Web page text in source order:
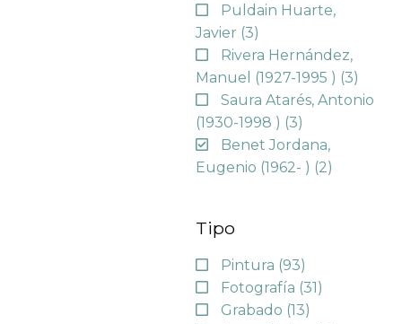
Puldain Huarte,
Javier (3)
Rivera Hernández,
Manuel (1927-1995 ) (3)
Saura Atarés, Antonio
(1930-1998 ) (3)
Benet Jordana,
Eugenio (1962- ) (2)
Tipo
Pintura (93)
Fotografía (31)
Grabado (13)